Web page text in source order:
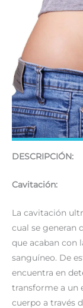
DESCRIPCIÓN:
Cavitación:
La cavitación
cual se generan
que acaban con
sanguíneo. De
encuentra en
transforme a un
cuerpo a través